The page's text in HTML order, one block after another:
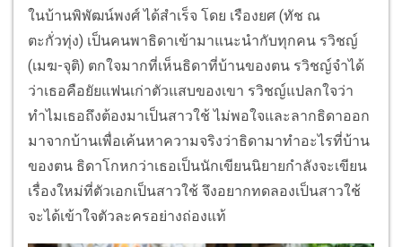
ในบ้านพิพัฒน์พงศ์ ได้สำเร็จ โดย เรืองยศ (ทัช ณ
ตะกั่วทุ่ง) เป็นคนพาธิดาเข้ามาแนะนำกับทุกคน รวิชญ์
(เมฆ-จุติ) ตกใจมากที่เห็นธิดาที่บ้านของตน รวิชญ์จำได้
ว่าเธอคือยัยแฟนเก่าตัวแสบของเขา รวิชญ์แปลกใจว่า
ทำไมเธอถึงต้องมาเป็นสาวใช้ ไม่พอใจและลากธิดาออก
มาจากบ้านเพื่อเค้นหาความจริงว่าธิดามาทำอะไรที่บ้าน
ของตน ธิดาโกหกว่าเธอเป็นนักเขียนนิยายกำลังจะเขียน
เรื่องใหม่ที่ตัวเอกเป็นสาวใช้ จึงอยากทดลองเป็นสาวใช้
จะได้เข้าใจตัวละครอย่างถ่องแท้